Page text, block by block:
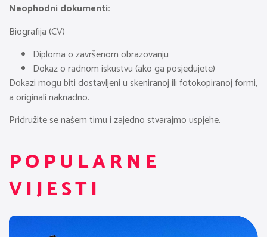
Neophodni dokumenti:
Biografija (CV)
Diploma o završenom obrazovanju
Dokaz o radnom iskustvu (ako ga posjedujete)
Dokazi mogu biti dostavljeni u skeniranoj ili fotokopiranoj formi,
a originali naknadno.
Pridružite se našem timu i zajedno stvarajmo uspjehe.
POPULARNE
VIJESTI